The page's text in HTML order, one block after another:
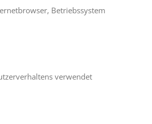
Betriebssystem
verwendet